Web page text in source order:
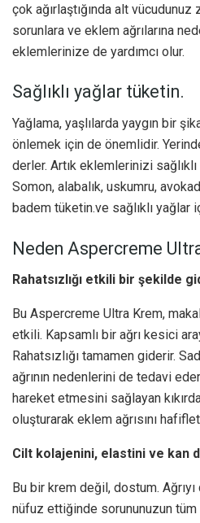
çok ağırlaştığında alt
sorunlara ve eklem ağrılarına
eklemlerinize de yardımcı olur.
Sağlıklı yağlar tüketin.
Yağlama, yaşlılarda yaygın bir
önlemek için de önemlidir.
derler. Artık eklemlerinizi
Somon, alabalık, uskumru,
badem tüketin.ve sağlıklı yağlar
Neden Aspercreme
Rahatsızlığı etkili bir şekilde
Bu Aspercreme Ultra Krem,
etkili. Kapsamlı bir ağrı kesici
Rahatsızlığı tamamen giderir.
ağrının nedenlerini de tedavi
hareket etmesini sağlayan
oluşturarak eklem ağrısını
Cilt kolajenini, elastini ve kan
Bu bir krem değil, dostum.
nüfuz ettiğinde sorununuzun